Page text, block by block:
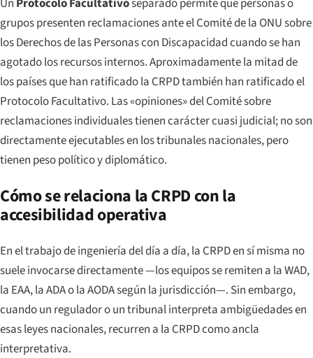
grupos presenten reclamaciones ante el Comité de la ONU sobre
los Derechos de las Personas con Discapacidad cuando se han
agotado los recursos internos. Aproximadamente la mitad de
los países que han ratificado la CRPD también han ratificado el
Protocolo Facultativo. Las «opiniones» del Comité sobre
reclamaciones individuales tienen carácter cuasi judicial; no son
directamente ejecutables en los tribunales nacionales, pero
tienen peso político y diplomático.
Cómo se relaciona la CRPD con la
accesibilidad operativa
En el trabajo de ingeniería del día a día, la CRPD en sí misma no
suele invocarse directamente —los equipos se remiten a la WAD,
la EAA, la ADA o la AODA según la jurisdicción—. Sin embargo,
cuando un regulador o un tribunal interpreta ambigüedades en
esas leyes nacionales, recurren a la CRPD como ancla
interpretativa.